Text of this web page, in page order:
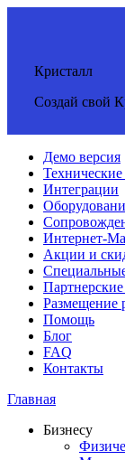
Кристалл
Создай свой
Демо версия
Интеграции
Интернет-
Акции и
Размещение
Помощь
Блог
FAQ
Контакты
Главная
Бизнесу